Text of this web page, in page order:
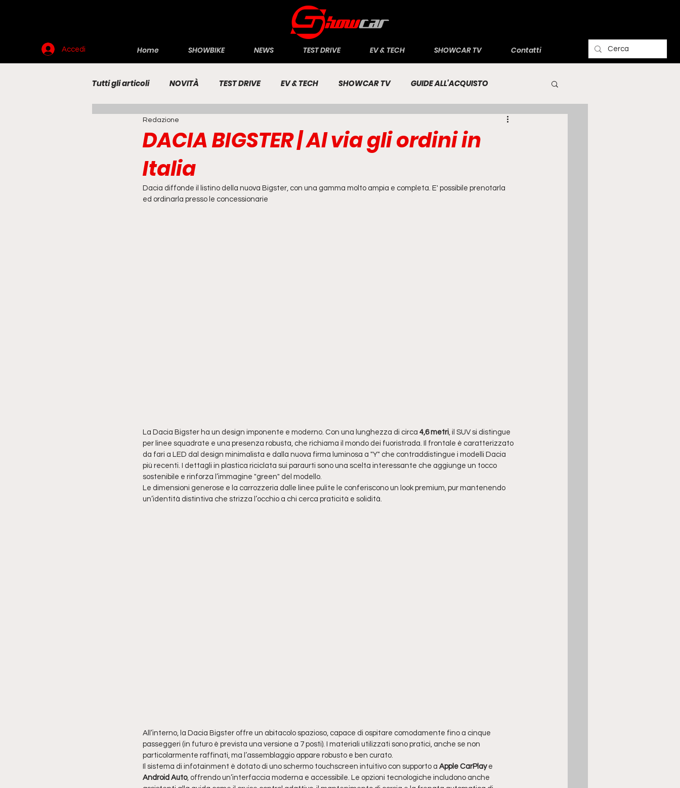
Accedi Home SHOWBIKE NEWS TEST DRIVE EV & TECH SHOWCAR TV Contatti
Tutti gli articoli NOVITÀ TEST DRIVE EV & TECH SHOWCAR TV GUIDE ALL'ACQUISTO
RENDERING MOTO
DACIA BIGSTER | Al via gli ordini in
Italia
Redazione
Dacia diffonde il listino della nuova Bigster, con una gamma molto ampia e completa. E' possibile prenotarla
ed ordinarla presso le concessionarie
La Dacia Bigster ha un design imponente e moderno. Con una lunghezza di circa 4,6 metri, il SUV si distingue
per linee squadrate e una presenza robusta, che richiama il mondo dei fuoristrada. Il frontale è caratterizzato
da fari a LED dal design minimalista e dalla nuova firma luminosa a "Y" che contraddistingue i modelli Dacia
più recenti. I dettagli in plastica riciclata sui paraurti sono una scelta interessante che aggiunge un tocco
sostenibile e rinforza l’immagine "green" del modello.
Le dimensioni generose e la carrozzeria dalle linee pulite le conferiscono un look premium, pur mantenendo
un’identità distintiva che strizza l’occhio a chi cerca praticità e solidità.
All’interno, la Dacia Bigster offre un abitacolo spazioso, capace di ospitare comodamente fino a cinque
passeggeri (in futuro è prevista una versione a 7 posti). I materiali utilizzati sono pratici, anche se non
particolarmente raffinati, ma l’assemblaggio appare robusto e ben curato.
Il sistema di infotainment è dotato di uno schermo touchscreen intuitivo con supporto a Apple CarPlay e
Android Auto, offrendo un’interfaccia moderna e accessibile. Le opzioni tecnologiche includono anche